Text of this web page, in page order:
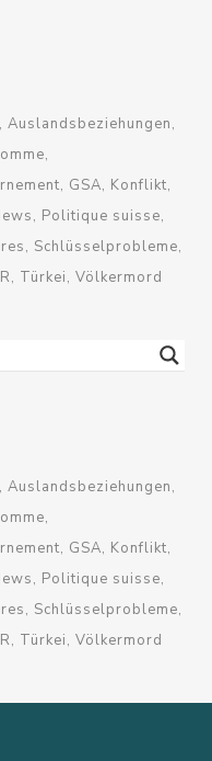
Auslandsbeziehungen
GSA Konflikt
Politique suisse
Schlüsselprobleme
Türkei Völkermord
Auslandsbeziehungen
GSA Konflikt
Politique suisse
Schlüsselprobleme
Türkei Völkermord